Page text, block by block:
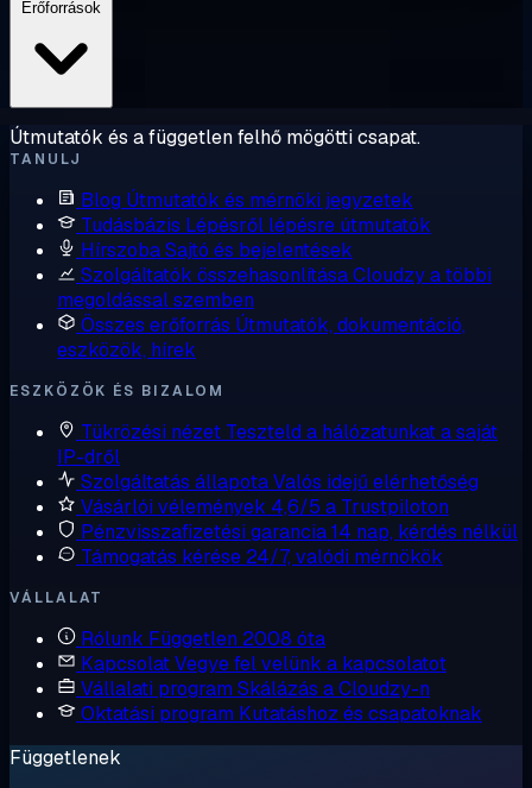
Útmutatók és a független felhő mögötti csapat.
TANULJ
Blog Útmutatók és mérnöki jegyzetek
Tudásbázis Lépésről lépésre útmutatók
HírszobaSajtó és bejelentések
Szolgáltatók összehasonlításaCloudzy a többi
megoldással szemben
Összes erőforrás Útmutatók, dokumentáció,
eszközök, hírek
ESZKÖZÖK ÉS BIZALOM
Tükrözési nézet Teszteld a hálózatunkat a saját
IP-dről
Szolgáltatás állapotaValós idejű elérhetőség
Vásárlói vélemények 4,6/5 a Trustpiloton
Pénzvisszafizetési garancia14 nap, kérdés nélkül
Támogatás kérése 24/7, valódi mérnökök
VÁLLALAT
Rólunk Független 2008 óta
KapcsolatVegye fel velünk a kapcsolatot
Vállalati program Skálázás a Cloudzy-n
Oktatási program Kutatáshoz és csapatoknak
Függetlenek